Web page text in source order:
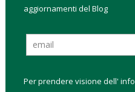
Caratteristiche da
Migliori small cap
SMALL CAP: COSA
aggiornamenti del Blog
Per prendere visione dell'